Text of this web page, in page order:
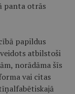
panta otrās
papildus
atbilstoši
norādāma šīs
vai citas